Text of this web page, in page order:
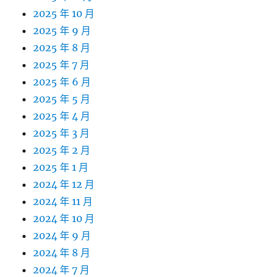
2025 年 10 月
2025 年 9 月
2025 年 8 月
2025 年 7 月
2025 年 6 月
2025 年 5 月
2025 年 4 月
2025 年 3 月
2025 年 2 月
2025 年 1 月
2024 年 12 月
2024 年 11 月
2024 年 10 月
2024 年 9 月
2024 年 8 月
2024 年 7 月